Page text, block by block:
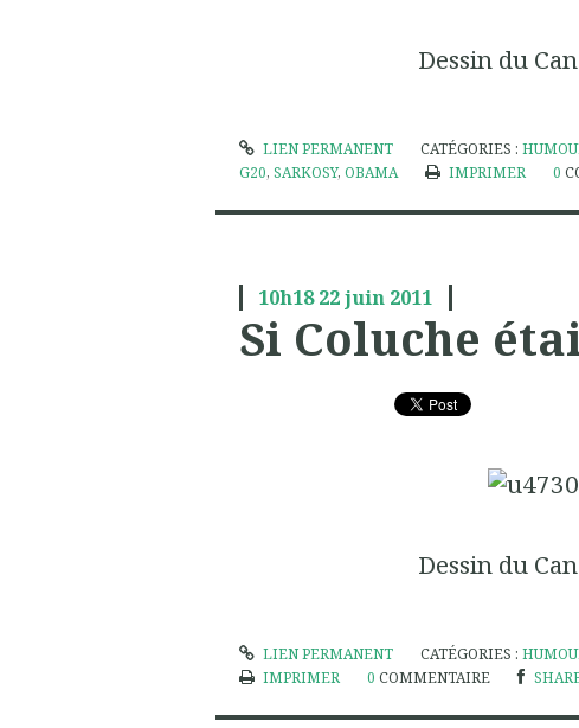
Dessin du
LIEN PERMANENT CATÉGORIES :
G20, SARKOSY, OBAMA IMPRIMER 0
10h18 22juin 2011
Si Coluche
Dessin du
LIEN PERMANENT CATÉGORIES :
IMPRIMER
0 COMMENTAIRE